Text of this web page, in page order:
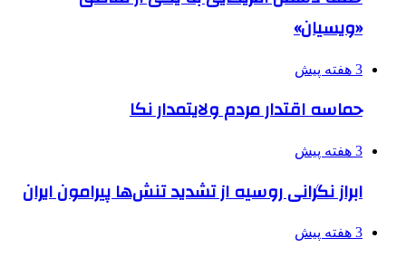
«ویسیان»
3 هفته پیش
حماسه اقتدار مردم ولایتمدار نکا
3 هفته پیش
ابراز نگرانی روسیه از تشدید تنش‌ها پیرامون ایران
3 هفته پیش